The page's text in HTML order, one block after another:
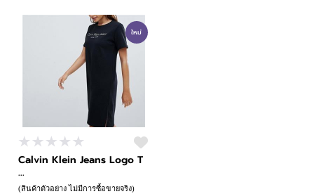
ใหม่
Calvin Klein Jeans Logo T
...
(สินค้าตัวอย่าง ไม่มีการซื้อขายจริง)